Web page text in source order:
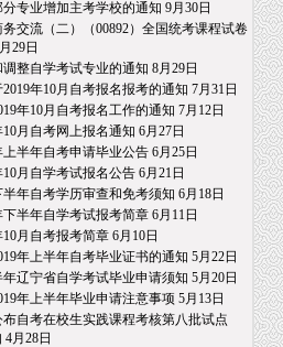
分专业增加主考学校的通知 9月30日
交流（二）（00892）全国统考课程试卷
29日
调整自学考试专业的通知 8月29日
年10月自考报名报考的通知 7月31日
年10月自考报名工作的通知 7月12日
10月自考网上报名通知 6月27日
上半年自考申请毕业公告6月25日
10月自学考试报名公告6月21日
半年自考学历审查和免考须知 6月18日
下半年自学考试报考简章6月11日
10月自考报考简章6月10日
年上半年自考毕业证书的通知 5月22日
年辽宁省自学考试毕业申请须知 5月20日
年上半年毕业申请注意事项5月13日
布自考在校生实践课程考核第八批试点
4月28日